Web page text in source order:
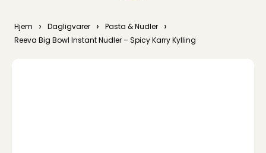
Hjem › Dagligvarer › Pasta & Nudler ›
Reeva Big Bowl Instant Nudler – Spicy Karry Kylling